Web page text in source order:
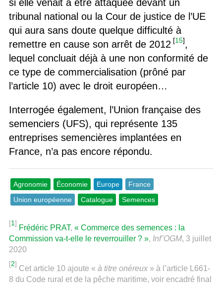
si elle venait à être attaquée devant un
tribunal national ou la Cour de justice de l’UE
qui aura sans doute quelque difficulté à
remettre en cause son arrêt de 2012 [15],
lequel concluait déjà à une non conformité de
ce type de commercialisation (prôné par
l’article 10) avec le droit européen…
Interrogée également, l’Union française des
semenciers (UFS), qui représente 135
entreprises semencières implantées en
France, n’a pas encore répondu.
Agronomie Économie Europe
France
Union européenne
Catalogue Semences
[1]
Frédéric PRAT, « Commerce des semences : la
Commission va-t-elle le reverrouiller ? », Inf’OGM, 3 juillet
2020
[2]
Cet article 10 ajoute « à titre onéreux» à l’article L661-
8 du Code rural et de la pêche maritime, voir encadré final